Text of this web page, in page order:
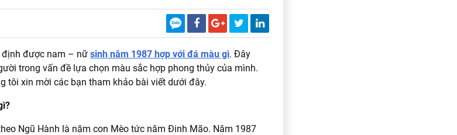
định được nam – nữ sinh năm 1987 hợp với đá màu gì. Đây
trong vấn đề lựa chọn màu sắc hợp phong thủy của mình.
tôi xin mời các bạn tham khảo bài viết dưới đây.
Ngũ Hành là năm con Mèo tức năm Đinh Mão. Năm 1987